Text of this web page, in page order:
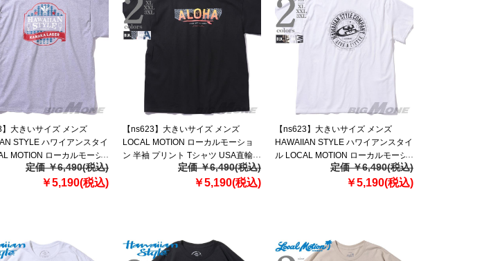
】大きいサイズ メンズ
STYLE ハワイアンスタイ
MOTION ローカルモーシ
プリント Tシャツ USA直輸
定価 ￥6,490(税込)
￥5,190(税込)
【ns623】大きいサイズ メンズ
LOCAL MOTION ローカルモーショ
ン 半袖 プリント Tシャツ USA直輸入
定価 ￥6,490(税込)
￥5,190(税込)
【ns623】大きいサイズ メンズ
HAWAIIAN STYLE ハワイアンスタイ
ル LOCAL MOTION ローカルモーシ
ョン 半袖 プリント Tシャツ USA直輸
定価 ￥6,490(税込)
￥5,190(税込)